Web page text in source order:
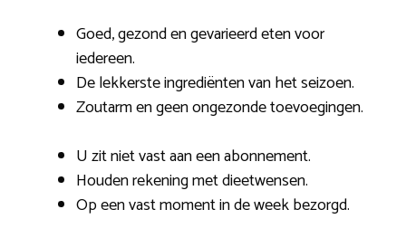
Goed, gezond en gevarieerd eten voor
iedereen.
De lekkerste ingrediënten van het seizoen.
Zoutarm en geen ongezonde toevoegingen.
U zit niet vast aan een abonnement.
Houden rekening met dieetwensen.
Op een vast moment in de week bezorgd.